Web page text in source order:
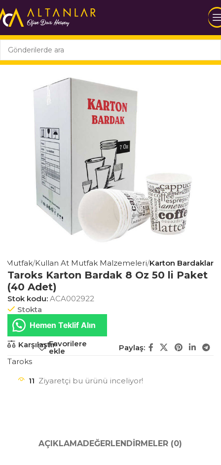
Mutfak Kullan At Mutfak Malzemeleri Karton Bardaklar
Taroks Karton Bardak 8 Oz 50 li Paket
(40 Adet)
Stok kodu: ACA002922
Stokta
Hemen Teklif Alın
KarşılaştırFavorilere
ekle
Paylaş:
Taroks
11 Ziyaretçi bu ürünü inceliyor!
AÇIKLAMADEĞERLENDIRMELER (0)